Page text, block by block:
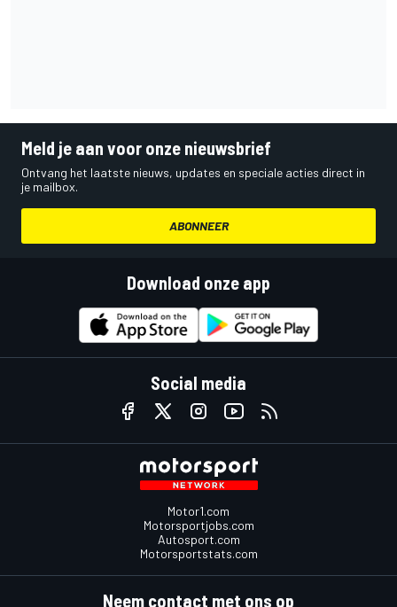
Meld je aan voor onze nieuwsbrief
Ontvang het laatste nieuws, updates en speciale acties direct in
je mailbox.
ABONNEER
Download onze app
Social media
Motor1.com
Motorsportjobs.com
Autosport.com
Motorsportstats.com
Neem contact met ons op